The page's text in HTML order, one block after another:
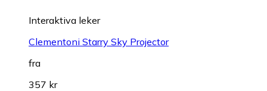
Interaktiva leker
Clementoni Starry Sky Projector
fra
357 kr